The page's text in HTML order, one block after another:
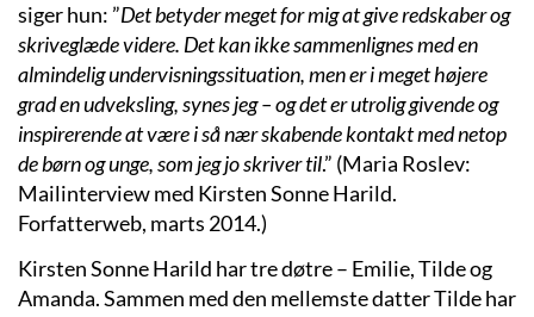
siger hun: ”Det betyder meget for mig at give redskaber og
skriveglæde videre. Det kan ikke sammenlignes med en
almindelig undervisningssituation, men er i meget højere
grad en udveksling, synes jeg – og det er utrolig givende og
inspirerende at være i så nær skabende kontakt med netop
de børn og unge, som jeg jo skriver til.” (Maria Roslev:
Mailinterview med Kirsten Sonne Harild.
Forfatterweb, marts 2014.)
Kirsten Sonne Harild har tre døtre – Emilie, Tilde og
Amanda. Sammen med den mellemste datter Tilde har